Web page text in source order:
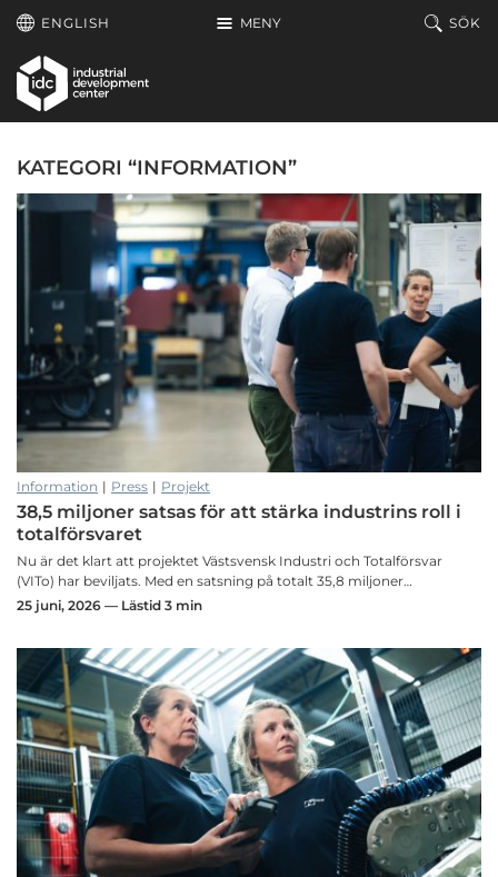
Hoppa till huvudinnehållet
MENY
ENGLISH SÖK
KATEGORI “INFORMATION”
Information | Press | Projekt
38,5 miljoner satsas för att stärka industrins roll i
totalförsvaret
Nu är det klart att projektet Västsvensk Industri och Totalförsvar
(VITo) har beviljats. Med en satsning på totalt 35,8 miljoner…
25 juni, 2026 — Lästid 3 min